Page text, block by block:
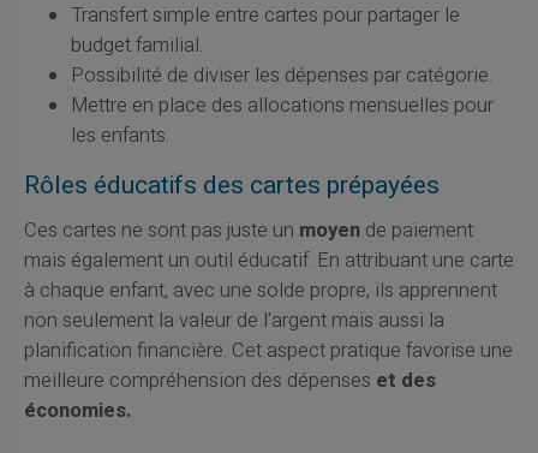
Transfert simple entre cartes pour partager le
budget familial.
Possibilité de diviser les dépenses par catégorie.
Mettre en place des allocations mensuelles pour
les enfants.
Rôles éducatifs des cartes prépayées
Ces cartes ne sont pas juste un moyende paiement
mais également un outil éducatif. En attribuant une carte
à chaque enfant, avec une solde propre, ils apprennent
non seulement la valeur de l'argent mais aussi la
planification financière. Cet aspect pratique favorise une
meilleure compréhension des dépenses et des
économies.